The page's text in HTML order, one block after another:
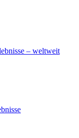
– weltweit